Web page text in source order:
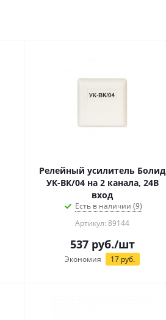
Релейный усилитель Болид
УК-ВК/04 на 2 канала, 24В
вход
Есть в наличии (9)
Артикул: 89144
537руб./шт
Экономия 17 руб.